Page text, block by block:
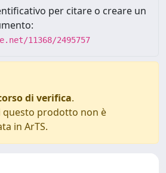
per citare o creare un
11368/2495757
di verifica.
questo prodotto non è
in ArTS.